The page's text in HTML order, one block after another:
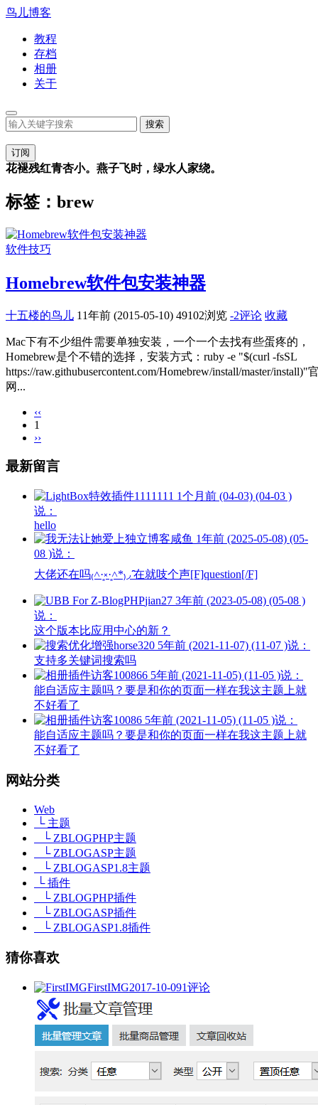
鸟儿博客
教程
存档
相册
关于
订阅
花褪残红青杏小。燕子飞时，绿水人家绕。
标签：brew
软件技巧
Homebrew软件包安装神器
十五楼的鸟儿 11年前 (2015-05-10) 49102浏览 -2评论 收藏
Mac下有不少组件需要单独安装，一个一个去找有些蛋疼的，
Homebrew是个不错的选择，安装方式：ruby -e "$(curl -fsSL
https://raw.githubusercontent.com/Homebrew/install/master/install)"
网...
‹‹
1
››
最新留言
1111111 1个月前 (04-03) (04-03 )
说：
hello
咸鱼 1年前 (2025-05-08) (05-
08 )说：
大佬还在吗₍˄·͈༝·͈˄*₎◞ ̑̑在就吱个声[F]question[/F]
jian27 3年前 (2023-05-08) (05-08 )
说：
这个版本比应用中心的新？
horse320 5年前 (2021-11-07) (11-07 )说：
支持多关键词搜索吗
访客100866 5年前 (2021-11-05) (11-05 )说：
能自适应主题吗？要是和你的页面一样在我这主题上就
不好看了
访客10086 5年前 (2021-11-05) (11-05 )说：
能自适应主题吗？要是和你的页面一样在我这主题上就
不好看了
网站分类
Web
└ 主题
└ ZBLOGPHP主题
└ ZBLOGASP主题
└ ZBLOGASP1.8主题
└ 插件
└ ZBLOGPHP插件
└ ZBLOGASP插件
└ ZBLOGASP1.8插件
猜你喜欢
FirstIMG2017-10-091评论